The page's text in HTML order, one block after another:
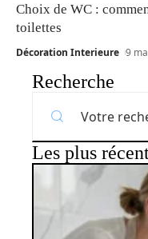
Choix de WC :
toilettes
Décoration Interieure 9
Recherche
Les plus